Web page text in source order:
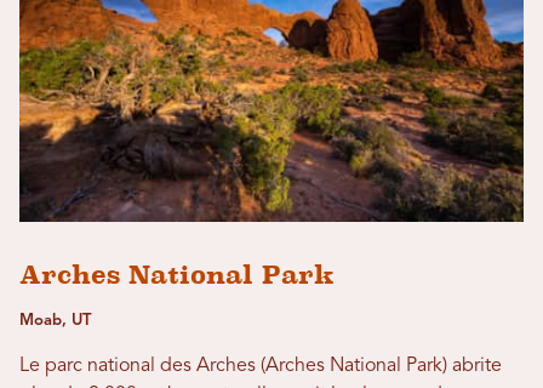
Arches National Park
Moab, UT
Le parc national des Arches (Arches National Park) abrite